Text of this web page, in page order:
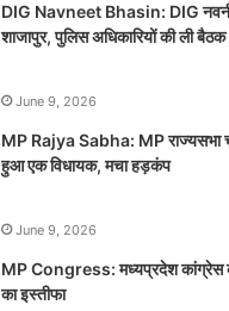
DIG Navneet Bhasin: DIG
शाजापुर, पुलिस अधिकारियों की ली बैठक
June 9, 2026
MP Rajya Sabha: MP राज्यसभा
हुआ एक विधायक, मचा हड़कंप
June 9, 2026
MP Congress: मध्यप्रदेश कांग्रेस
का इस्तीफा